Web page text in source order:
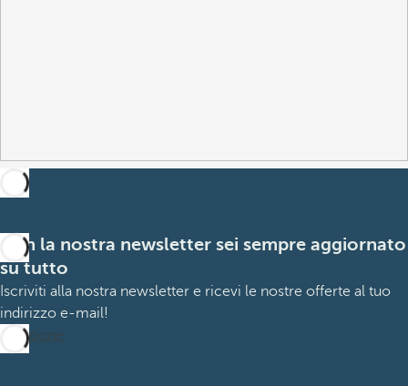
Con la nostra newsletter sei sempre aggiornato
su tutto
Iscriviti alla nostra newsletter e ricevi le nostre offerte al tuo
indirizzo e-mail!
Iscrizione